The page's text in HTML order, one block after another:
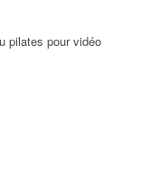
pilates pour vidéo